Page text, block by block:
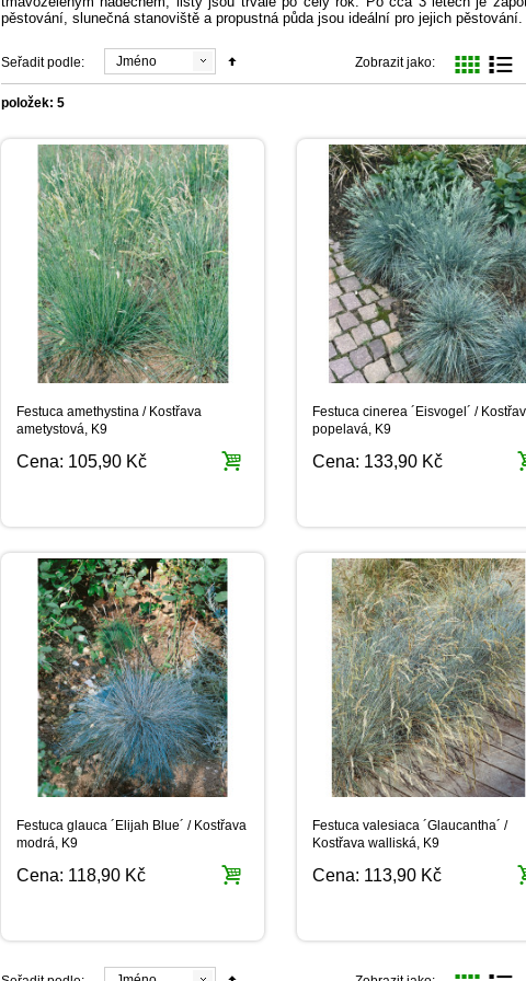
pěstování, slunečná stanoviště a propustná půda jsou ideální pro jejich pěstování.
Seřadit podle: Jméno Zobrazit jako:
položek: 5
Festuca amethystina / Kostřava
ametystová, K9
Cena: 105,90 Kč
Festuca cinerea ´Eisvogel´ /
popelavá, K9
Cena: 133,90 Kč
Festuca glauca ´Elijah Blue´ / Kostřava
modrá, K9
Cena: 118,90 Kč
Festuca valesiaca ´Glaucantha´ /
Kostřava walliská, K9
Cena: 113,90 Kč